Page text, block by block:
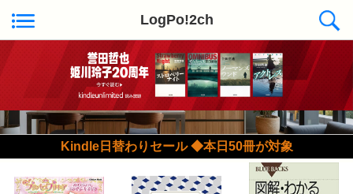
LogPo!2ch
Kindle日替わりセール ◆本日50冊が対象